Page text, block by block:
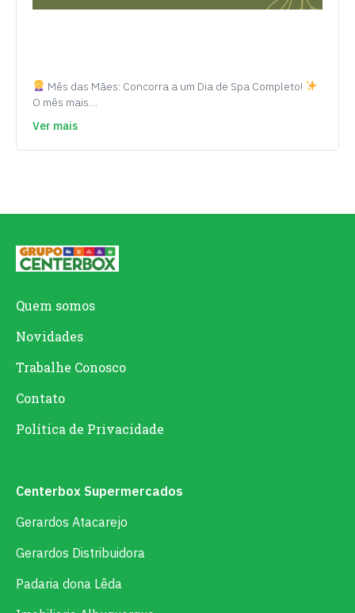
Mês das Mães: Concorra a um Dia de Spa Completo!
O mês mais…
Ver mais
Quem somos
Novidades
Trabalhe Conosco
Contato
Política de Privacidade
Centerbox Supermercados
Gerardos Atacarejo
Gerardos Distribuidora
Padaria dona Lêda